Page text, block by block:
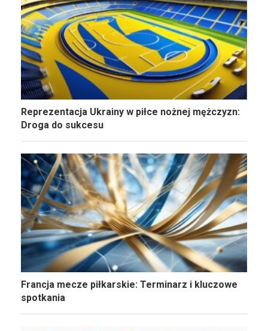
Reprezentacja Ukrainy w piłce nożnej mężczyzn:
Droga do sukcesu
Francja mecze piłkarskie: Terminarz i kluczowe
spotkania